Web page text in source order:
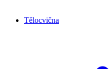
Tělocvična